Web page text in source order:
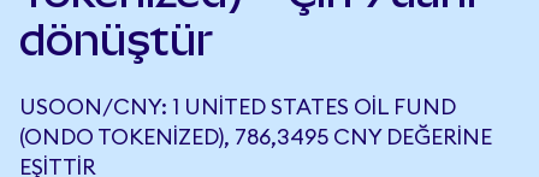
dönüştür
USOON/CNY: 1 UNITED STATES OIL FUND
(ONDO TOKENIZED), 786,3495 CNY DEĞERINE
EŞITTIR